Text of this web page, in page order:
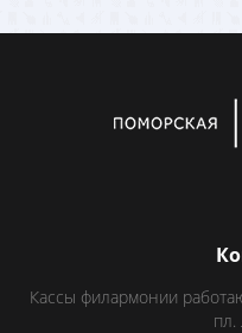
Кассы филармонии
пл.